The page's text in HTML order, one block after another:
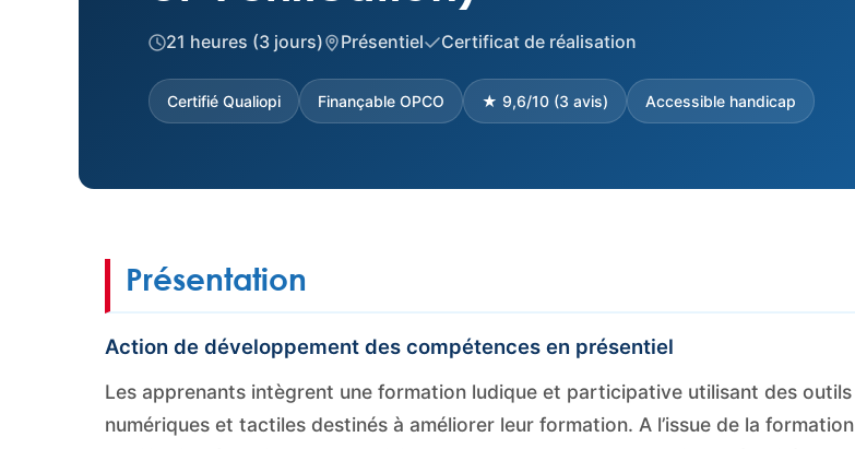
21 heures (3 jours) Présentiel Certificat de réalisation
Certifié Qualiopi Finançable OPCO ★ 9,6/10 (3 avis) Accessible handicap
Présentation
Action de développement des compétences en présentiel
Les apprenants intègrent une formation ludique et participative utilisant des outils
numériques et tactiles destinés à améliorer leur formation. A l’issue de la formation